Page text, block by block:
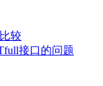
较
接口的问题